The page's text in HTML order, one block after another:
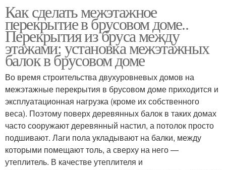
Как сделать межэтажное
перекрытие в брусовом доме..
Перекрытия из бруса между
этажами: установка межэтажных
балок в брусовом доме
Во время строительства двухуровневых домов на
межэтажные перекрытия в брусовом доме приходится и
эксплуатационная нагрузка (кроме их собственного
веса). Поэтому поверх деревянных балок в таких домах
часто сооружают деревянный настил, а потолок просто
подшивают. Лаги пола укладывают на балки, между
которыми помещают толь, а сверху на него —
утеплитель. В качестве утеплителя и